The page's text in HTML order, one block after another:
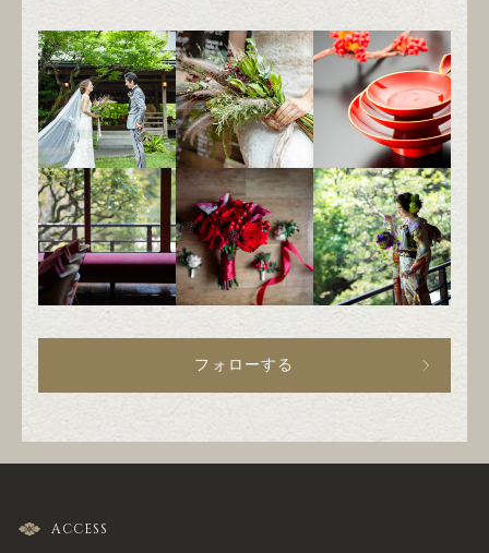
フォローする
ACCESS